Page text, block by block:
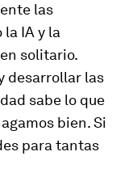
las
IA y la
solitario.
desarrollar las
sabe lo que
bien. Si
para tantas